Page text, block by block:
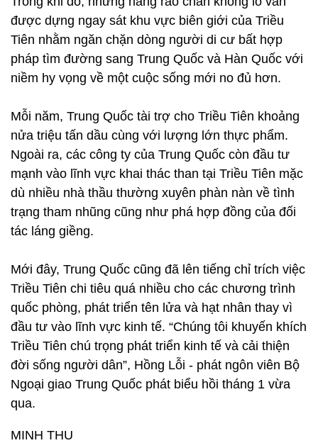
được dựng ngay sát khu vực biên giới của Triều
Tiên nhằm ngăn chặn dòng người di cư bất hợp
pháp tìm đường sang Trung Quốc và Hàn Quốc với
niềm hy vọng về một cuộc sống mới no đủ hơn.
Mỗi năm, Trung Quốc tài trợ cho Triều Tiên khoảng
nửa triệu tấn dầu cùng với lượng lớn thực phẩm.
Ngoài ra, các công ty của Trung Quốc còn đầu tư
mạnh vào lĩnh vực khai thác than tại Triều Tiên mặc
dù nhiều nhà thầu thường xuyên phàn nàn về tình
trạng tham nhũng cũng như phá hợp đồng của đối
tác láng giềng.
Mới đây, Trung Quốc cũng đã lên tiếng chỉ trích việc
Triều Tiên chi tiêu quá nhiều cho các chương trình
quốc phòng, phát triển tên lửa và hạt nhân thay vì
đầu tư vào lĩnh vực kinh tế. “Chúng tôi khuyến khích
Triều Tiên chú trọng phát triển kinh tế và cải thiện
đời sống người dân”, Hồng Lỗi - phát ngôn viên Bộ
Ngoại giao Trung Quốc phát biểu hồi tháng 1 vừa
qua.
MINH THU